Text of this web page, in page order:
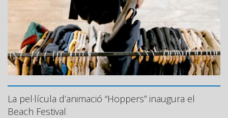
La pel·lícula d’animació “Hoppers” inaugura el
Beach Festival